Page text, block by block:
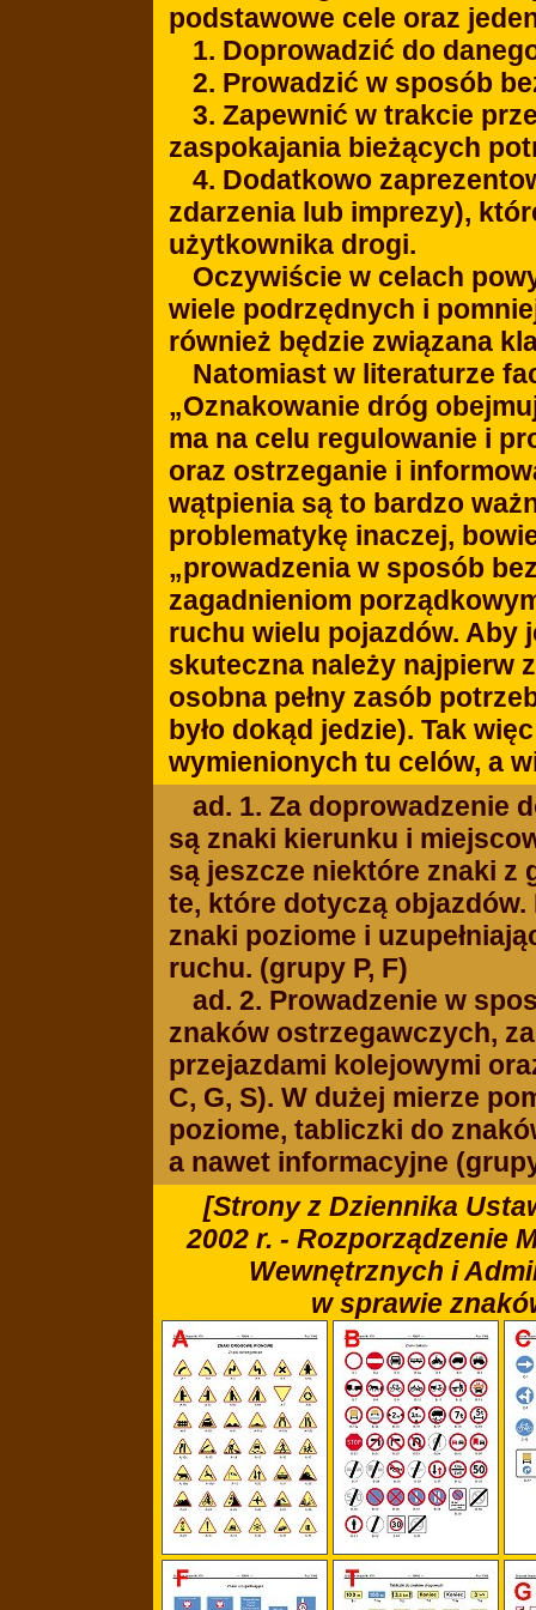
podstawowe cele oraz
1. Doprowadzić do
2. Prowadzić w sposób
3. Zapewnić w trakcie
zaspokajania bieżących
4. Dodatkowo
zdarzenia lub imprezy),
użytkownika drogi.
Oczywiście w celach
wiele podrzędnych i
również będzie związana
Natomiast w literaturze
„Oznakowanie dróg
ma na celu regulowanie i
oraz ostrzeganie i
wątpienia są to bardzo
problematykę inaczej,
„prowadzenia w sposób
zagadnieniom
ruchu wielu pojazdów. Aby
skuteczna należy najpierw
osobna pełny zasób
było dokąd jedzie). Tak
wymienionych tu celów, a
ad. 1. Za doprowadzenie
są znaki kierunku i
są jeszcze niektóre znaki z
te, które dotyczą
znaki poziome i
ruchu. (grupy P, F)
ad. 2. Prowadzenie w
znaków ostrzegawczych,
przejazdami kolejowymi
C, G, S). W dużej mierze
poziome, tabliczki do
a nawet informacyjne (grupy
[Strony z Dziennika
2002 r. - Rozporządzenie
Wewnętrznych i
w sprawie